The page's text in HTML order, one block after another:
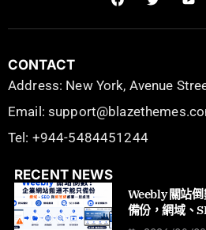
CONTACT
Address: New York, Avenue
Email:
Tel: +944-5484451244
RECENT NEWS
Weebly 關站
備份，網域、